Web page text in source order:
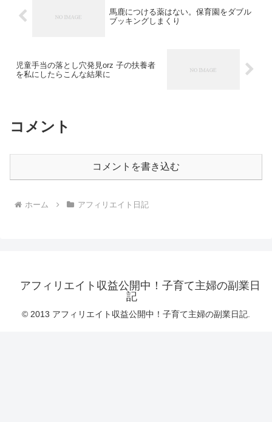
馬鹿につける薬はない。保育園をダブル
ブッキングしまくり
児童手当の落とし穴発見orz 子の扶養者
を私にしたらこんな結果に
コメント
コメントを書き込む
ホーム アフィリエイト日記
アフィリエイト収益公開中！子育て主婦の副業日
記
© 2013 アフィリエイト収益公開中！子育て主婦の副業日記.